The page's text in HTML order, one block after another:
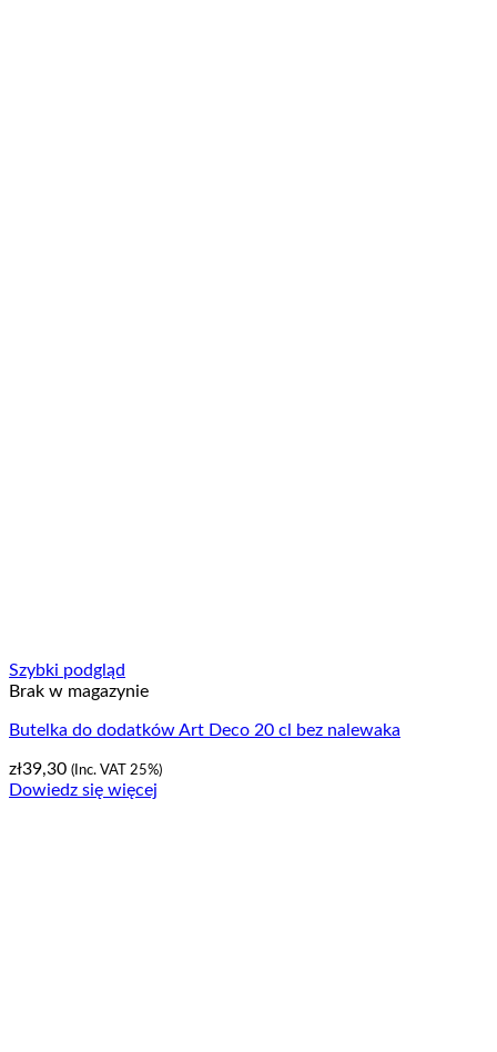
Szybki podgląd
Brak w magazynie
Butelka do dodatków Art Deco 20 cl bez nalewaka
zł39,30 (Inc. VAT 25%)
Dowiedz się więcej